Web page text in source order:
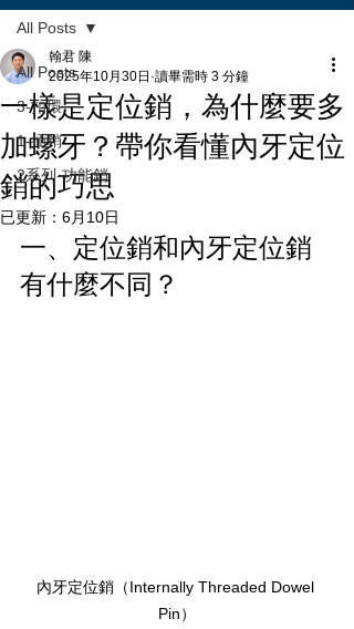
All Posts
3-扣環
1-插銷
2系列-功能銷
All Posts
一樣是定位銷，為什麼要多
加螺牙？帶你看懂內牙定位
銷的巧思
翰君 陳
2025年10月30日 讀畢需時 3 分鐘
已更新： 6月10日
一、定位銷和內牙定位銷
有什麼不同？
內牙定位銷（Internally Threaded Dowel
Pin）